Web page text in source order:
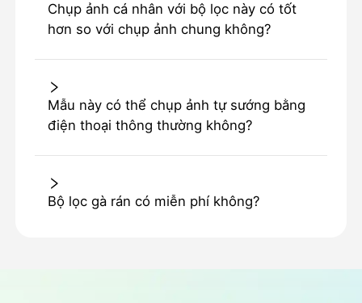
Chụp ảnh cá nhân với bộ lọc này có tốt
hơn so với chụp ảnh chung không?
Mẫu này có thể chụp ảnh tự sướng bằng
điện thoại thông thường không?
Bộ lọc gà rán có miễn phí không?